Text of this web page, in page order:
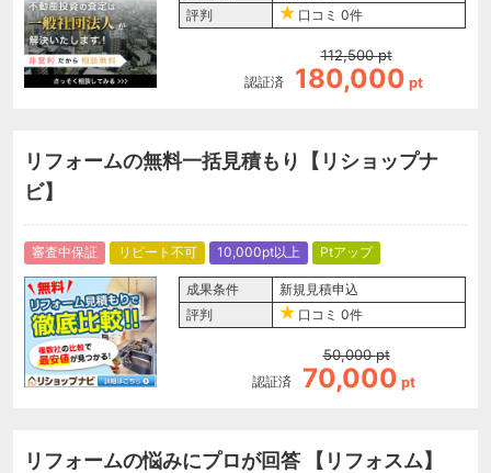
評判
口コミ 0件
認証済
112,500 pt
180,000 pt
リフォームの無料一括見積もり【リショップナ
ビ】
審査中保証 リピート不可 10,000pt以上 Ptアップ
成果条件
新規見積申込
評判
口コミ 0件
認証済
50,000 pt
70,000 pt
リフォームの悩みにプロが回答 【リフォスム】